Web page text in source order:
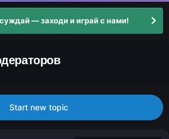
— заходи и играй с нами!
Start new topic